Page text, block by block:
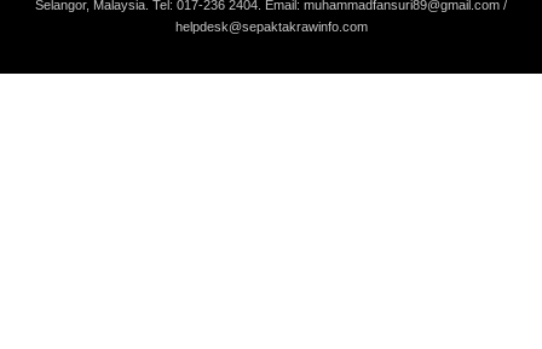
Selangor, Malaysia. Tel: 017-236 2404. Email: muhammadfansuri89@gmail.com /
helpdesk@sepaktakrawinfo.com